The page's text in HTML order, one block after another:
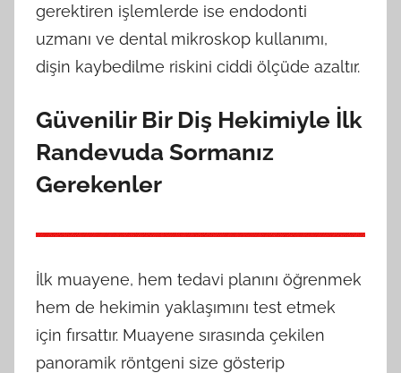
gerektiren işlemlerde ise endodonti
uzmanı ve dental mikroskop kullanımı,
dişin kaybedilme riskini ciddi ölçüde azaltır.
Güvenilir Bir Diş Hekimiyle İlk
Randevuda Sormanız
Gerekenler
İlk muayene, hem tedavi planını öğrenmek
hem de hekimin yaklaşımını test etmek
için fırsattır. Muayene sırasında çekilen
panoramik röntgeni size gösterip